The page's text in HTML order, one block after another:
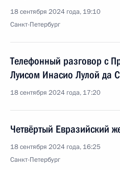
18 сентября 2024 года, 19:10
Санкт-Петербург
Телефонный разговор с
Луисом Инасио Лулой да
18 сентября 2024 года, 17:20
Четвёртый Евразийский
18 сентября 2024 года, 16:25
Санкт-Петербург